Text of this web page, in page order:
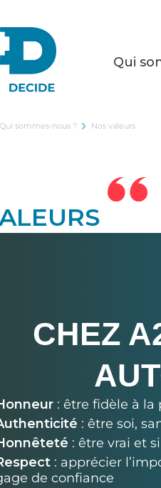
Qui
Qui sommes-nous ? Nos valeurs
CHEZ
: être fidèle à la
: être soi,
: être vrai et
: apprécier
de confiance